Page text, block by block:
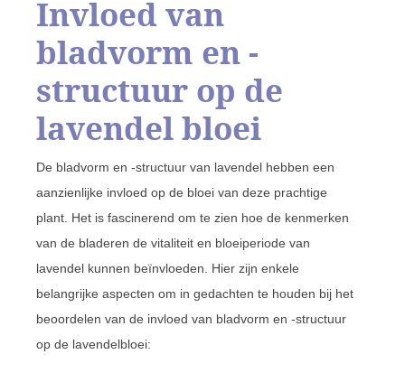
Invloed van
bladvorm en -
structuur op de
lavendel bloei
De bladvorm en -structuur van lavendel hebben een
aanzienlijke invloed op de bloei van deze prachtige
plant. Het is fascinerend om te zien hoe de kenmerken
van de bladeren de vitaliteit en bloeiperiode van
lavendel kunnen beïnvloeden. Hier zijn enkele
belangrijke aspecten om in gedachten te houden bij het
beoordelen van de invloed van bladvorm en -structuur
op de lavendelbloei: